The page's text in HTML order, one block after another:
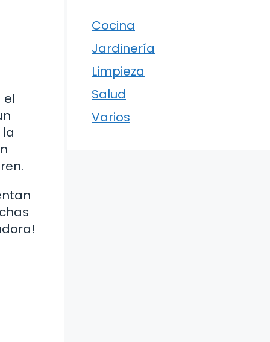
el
Cocina
Jardinería
Limpieza
Salud
Varios